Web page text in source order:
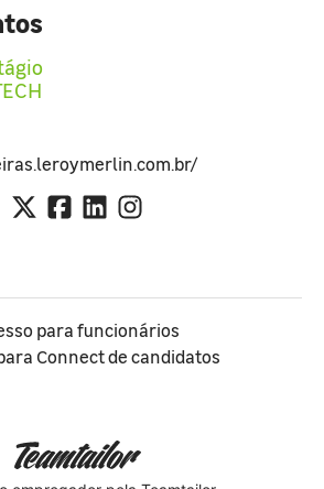
para funcionários
Connect de candidatos